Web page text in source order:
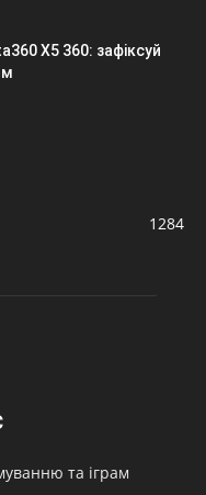
X5 360: зафіксуй
1284
та іграм